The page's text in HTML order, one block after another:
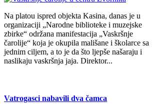
Na platou ispred objekta Kasina, danas je u
organizaciji „Narodne biblioteke i muzejske
zbirke“ održana manifestacija „Vaskršnje
čarolije“ koja je okupila mališane i školarce sa
jednim ciljem, a to je da što ljepše našaraju i
naslikaju vaskršnja jaja. Direktor...
Vatrogasci nabavili dva čamca